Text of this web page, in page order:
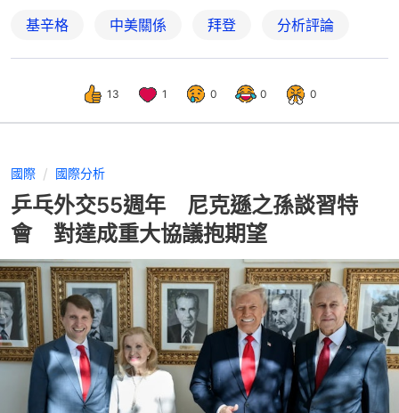
基辛格 中美關係 拜登 分析評論
13 1 0 0 0
國際 國際分析
乒乓外交55週年 尼克遜之孫談習特
會 對達成重大協議抱期望